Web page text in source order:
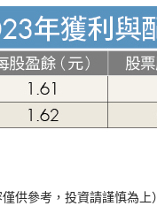
供參考，投資請謹慎為上）